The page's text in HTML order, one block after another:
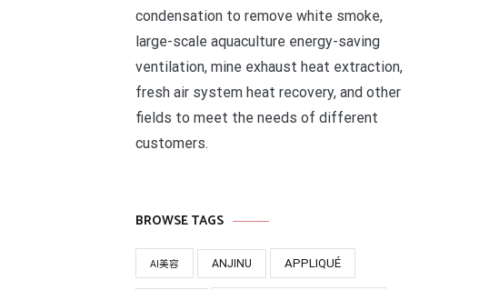
condensation to remove white smoke,
large-scale aquaculture energy-saving
ventilation, mine exhaust heat extraction,
fresh air system heat recovery, and other
fields to meet the needs of different
customers.
BROWSE TAGS
AI美容 ANJINU APPLIQUÉ